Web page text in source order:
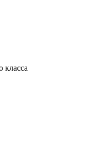
класса